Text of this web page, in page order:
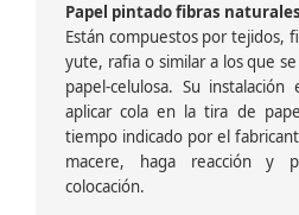
Papel pintado fibras
Están compuestos por tejidos,
yute, rafia o similar a los que
papel-celulosa. Su
aplicar cola en la tira de
tiempo indicado por el
macere, haga reacción y
colocación.